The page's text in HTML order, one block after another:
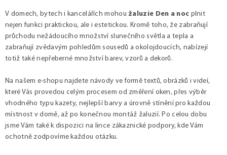
V domech, bytech i kancelářích mohou žaluzie Den a noc plnit
nejen funkci praktickou, ale i estetickou. Kromě toho, že zabraňují
průchodu nežádoucího množství slunečního světla a tepla a
zabraňují zvědavým pohledům sousedů a okolojdoucích, nabízejí
totiž také nepřeberné množství barev, vzorů a dekorů.
Na našem e-shopu najdete návody ve formě textů, obrázků i videí,
které Vás provedou celým procesem od změření oken, přes výběr
vhodného typu kazety, nejlepší barvy a úrovně stínění pro každou
místnost v domě, až po konečnou montáž žaluzií. Po celou dobu
jsme Vám také k dispozici na lince zákaznické podpory, kde Vám
ochotně zodpovíme každou otázku.